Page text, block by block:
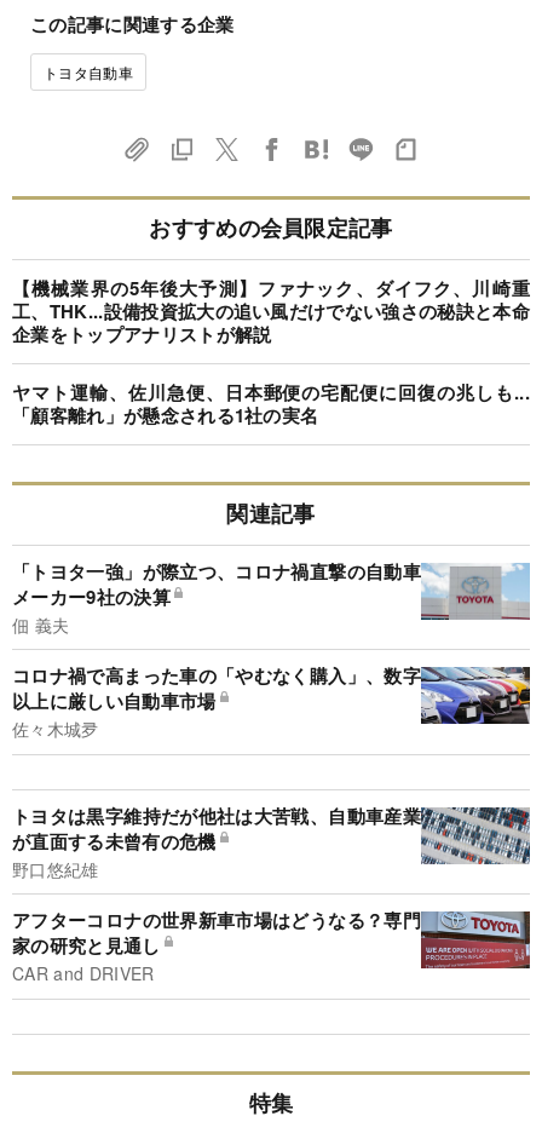
この記事に関連する企業
トヨタ自動車
おすすめの会員限定記事
【機械業界の5年後大予測】ファナック、ダイフク、川崎重
工、THK...設備投資拡大の追い風だけでない強さの秘訣と本命
企業をトップアナリストが解説
ヤマト運輸、佐川急便、日本郵便の宅配便に回復の兆しも...
「顧客離れ」が懸念される1社の実名
関連記事
「トヨタ一強」が際立つ、コロナ禍直撃の自動車
メーカー9社の決算
佃 義夫
コロナ禍で高まった車の「やむなく購入」、数字
以上に厳しい自動車市場
佐々木城夛
トヨタは黒字維持だが他社は大苦戦、自動車産業
が直面する未曾有の危機
野口悠紀雄
アフターコロナの世界新車市場はどうなる？専門
家の研究と見通し
CAR and DRIVER
特集